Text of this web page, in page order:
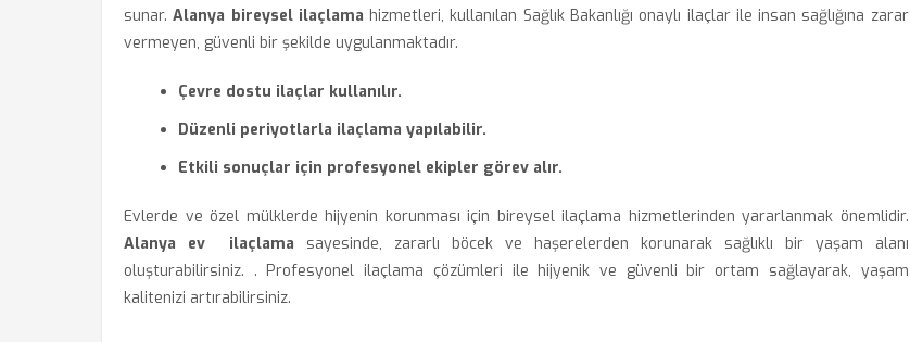
sunar.Alanya bireysel ilaçlama hizmetleri, kullanılan Sağlık Bakanlığı onaylı ilaçlar ile insan sağlığına zarar
vermeyen, güvenli bir şekilde uygulanmaktadır.
Çevre dostu ilaçlar kullanılır.
Düzenli periyotlarla ilaçlama yapılabilir.
Etkili sonuçlar için profesyonel ekipler görev alır.
Evlerde ve özel mülklerde hijyenin korunması için bireysel ilaçlama hizmetlerinden yararlanmak önemlidir.
Alanya ev
ilaçlama sayesinde, zararlı böcek ve haşerelerden korunarak sağlıklı bir yaşam alanı
oluşturabilirsiniz. . Profesyonel ilaçlama çözümleri ile hijyenik ve güvenli bir ortam sağlayarak, yaşam
kalitenizi artırabilirsiniz.